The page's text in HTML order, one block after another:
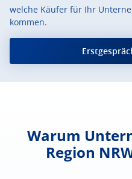
welche Käufer für Ihr
kommen.
Warum
Region